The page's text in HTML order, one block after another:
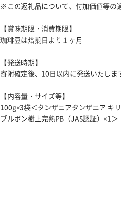
※この返礼品について、付加価値等の
【賞味期限・消費期限】
珈琲豆は焙煎日より１ヶ月
【発送時期】
寄附確定後、10日以内に発送いたしま
【内容量・サイズ等】
100g×3袋＜タンザニアタンザニア キ
ブルボン樹上完熟PB（JAS認証）×1＞